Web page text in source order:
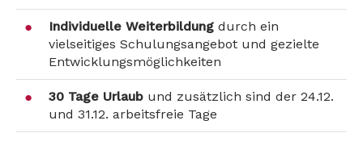
Individuelle Weiterbildung durch ein
vielseitiges Schulungsangebot und gezielte
Entwicklungsmöglichkeiten
30 Tage Urlaub und zusätzlich sind der 24.12.
und 31.12. arbeitsfreie Tage